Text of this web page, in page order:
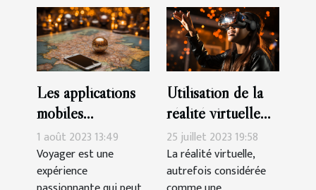
Les applications
mobiles
indispensables
pour voyager
1 août 2023 13:49
Voyager est une
expérience
Utilisation de la
réalité virtuelle
dans l'éducation
25 juillet 2023 19:58
La réalité virtuelle,
autrefois considérée